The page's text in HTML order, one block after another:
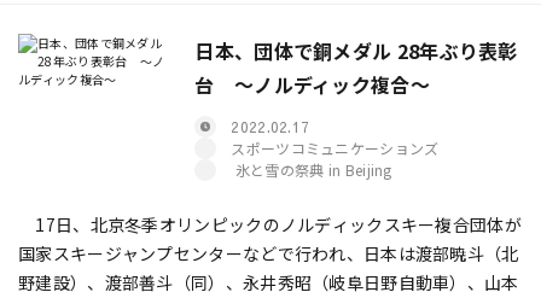
日本、団体で銅メダル 28年ぶり表彰
台 ～ノルディック複合～
2022.02.17
スポーツコミュニケーションズ
氷と雪の祭典 in Beijing
17日、北京冬季オリンピックのノルディックスキー複合団体が
国家スキージャンプセンターなどで行われ、日本は渡部暁斗（北
野建設）、渡部善斗（同）、永井秀昭（岐阜日野自動車）、山本